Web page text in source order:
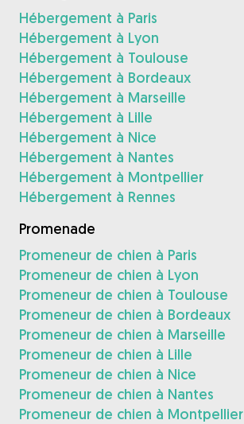
Hébergement à Paris
Hébergement à Lyon
Hébergement à Toulouse
Hébergement à Bordeaux
Hébergement à Marseille
Hébergement à Lille
Hébergement à Nice
Hébergement à Nantes
Hébergement à Montpellier
Hébergement à Rennes
Promenade
Promeneur de chien à Paris
Promeneur de chien à Lyon
Promeneur de chien à Toulouse
Promeneur de chien à Bordeaux
Promeneur de chien à Marseille
Promeneur de chien à Lille
Promeneur de chien à Nice
Promeneur de chien à Nantes
Promeneur de chien à Montpellier